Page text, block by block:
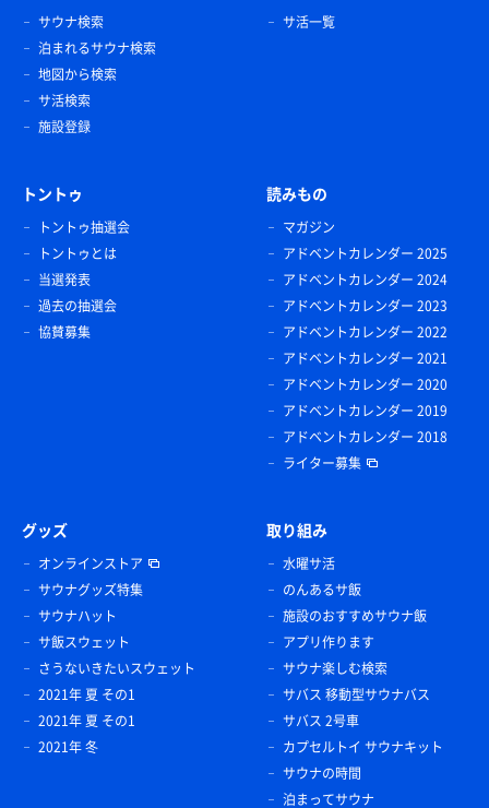
サウナ検索
泊まれるサウナ検索
地図から検索
サ活検索
施設登録
サ活一覧
トントゥ
トントゥ抽選会
トントゥとは
当選発表
過去の抽選会
協賛募集
読みもの
マガジン
アドベントカレンダー 2025
アドベントカレンダー 2024
アドベントカレンダー 2023
アドベントカレンダー 2022
アドベントカレンダー 2021
アドベントカレンダー 2020
アドベントカレンダー 2019
アドベントカレンダー 2018
ライター募集
グッズ
オンラインストア
サウナグッズ特集
サウナハット
サ飯スウェット
さうないきたいスウェット
2021年 夏 その1
2021年 夏 その1
2021年 冬
取り組み
水曜サ活
のんあるサ飯
施設のおすすめサウナ飯
アプリ作ります
サウナ楽しむ検索
サバス 移動型サウナバス
サバス 2号車
カプセルトイ サウナキット
サウナの時間
泊まってサウナ